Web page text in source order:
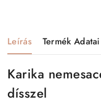
Leírás Termék Adatai
Karika
dísszel